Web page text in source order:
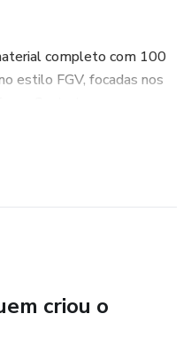
completo com 100
estilo FGV, focadas nos
costuma aparecer nas
FGV
da banca
criou o